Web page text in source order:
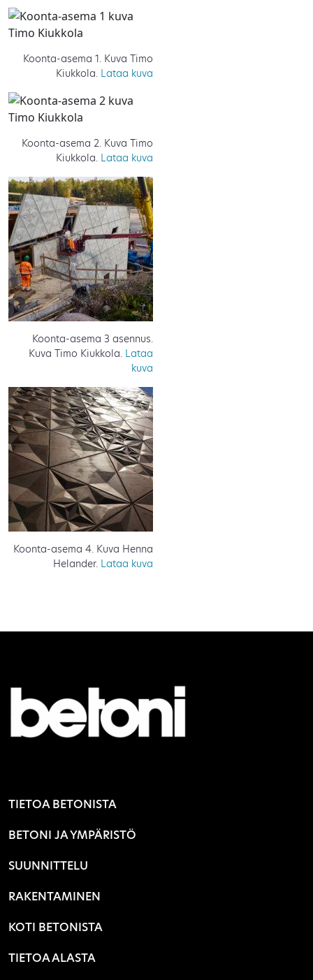
Koonta-asema 1. Kuva Timo
Kiukkola. Lataa kuva
Koonta-asema 2. Kuva Timo
Kiukkola. Lataa kuva
Koonta-asema 3 asennus.
Kuva Timo Kiukkola. Lataa
kuva
Koonta-asema 4. Kuva Henna
Helander. Lataa kuva
TIETOA BETONISTA
BETONI JA YMPÄRISTÖ
SUUNNITTELU
RAKENTAMINEN
KOTI BETONISTA
TIETOA ALASTA